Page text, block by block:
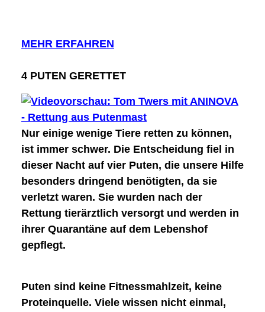
MEHR ERFAHREN
4 PUTEN GERETTET
Nur einige wenige Tiere retten zu können,
ist immer schwer. Die Entscheidung fiel in
dieser Nacht auf vier Puten, die unsere Hilfe
besonders dringend benötigten, da sie
verletzt waren. Sie wurden nach der
Rettung tierärztlich versorgt und werden in
ihrer Quarantäne auf dem Lebenshof
gepflegt.
Puten sind keine Fitnessmahlzeit, keine
Proteinquelle. Viele wissen nicht einmal,